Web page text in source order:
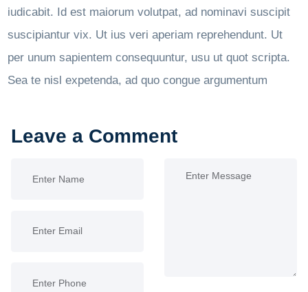
iudicabit. Id est maiorum volutpat, ad nominavi suscipit
suscipiantur vix. Ut ius veri aperiam reprehendunt. Ut
per unum sapientem consequuntur, usu ut quot scripta.
Sea te nisl expetenda, ad quo congue argumentum
Leave a Comment